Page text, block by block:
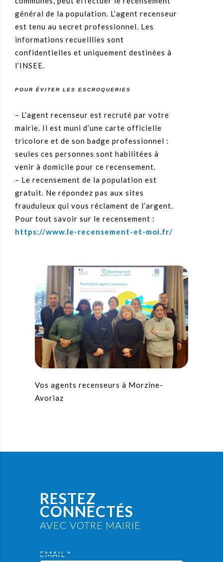
général de la population. L’agent recenseur
est tenu au secret professionnel. Les
informations recueillies sont
confidentielles et uniquement destinées à
l’INSEE.
POUR ÉVITER LES ESCROQUERIES
– L’agent recenseur est recruté par votre
mairie. Il est muni d’une carte officielle
tricolore et de son badge professionnel :
seules ces personnes sont habilitées à
venir à domicile pour ce recensement.
– Le recensement de la population est
gratuit. Ne répondez pas aux sites
frauduleux qui vous réclament de l’argent.
Pour tout savoir sur le recensement :
https://www.le-recensement-et-moi.fr/
Vos agents recenseurs à Morzine-
Avoriaz
RESTEZ
CONNECTÉS
AVEC VOTRE MAIRIE
EMAIL *